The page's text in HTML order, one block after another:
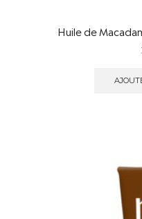
Huile de